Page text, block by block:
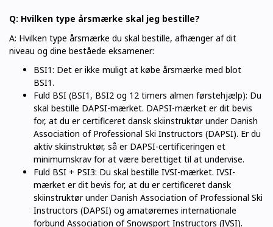
Q: Hvilken type årsmærke skal jeg bestille?
A: Hvilken type årsmærke du skal bestille, afhænger af dit
niveau og dine beståede eksamener:
BSI1: Det er ikke muligt at købe årsmærke med blot
BSI1.
Fuld BSI (BSI1, BSI2 og 12 timers almen førstehjælp): Du
skal bestille DAPSI-mærket. DAPSI-mærket er dit bevis
for, at du er certificeret dansk skiinstruktør under Danish
Association of Professional Ski Instructors (DAPSI). Er du
aktiv skiinstruktør, så er DAPSI-certificeringen et
minimumskrav for at være berettiget til at undervise.
Fuld BSI + PSI3: Du skal bestille IVSI-mærket. IVSI-
mærket er dit bevis for, at du er certificeret dansk
skiinstruktør under Danish Association of Professional Ski
Instructors (DAPSI) og amatørernes internationale
forbund Association of Snowsport Instructors (IVSI).